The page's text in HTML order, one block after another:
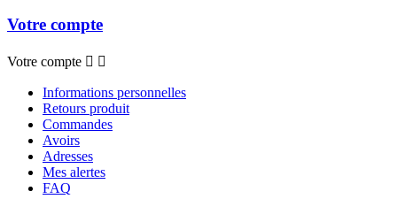
Votre compte
Votre compte  
Informations personnelles
Retours produit
Commandes
Avoirs
Adresses
Mes alertes
FAQ